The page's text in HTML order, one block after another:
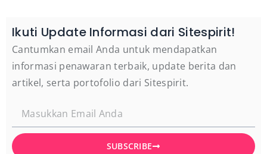
Ikuti Update Informasi dari Sitespirit!
Cantumkan email Anda untuk mendapatkan
informasi penawaran terbaik, update berita dan
artikel, serta portofolio dari Sitespirit.
SUBSCRIBE